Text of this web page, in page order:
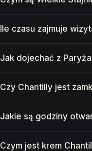
Ile czasu zajmuje
Jak dojechać z
Czy Chantilly jest
Jakie są godziny
Czym jest krem